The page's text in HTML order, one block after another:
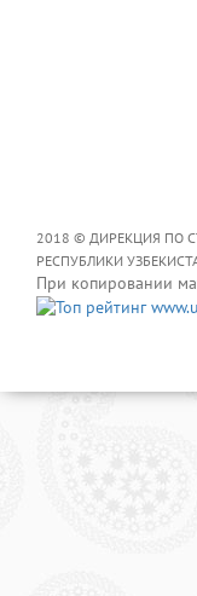
2018 © ДИРЕКЦИЯ ПО
РЕСПУБЛИКИ
При копировании